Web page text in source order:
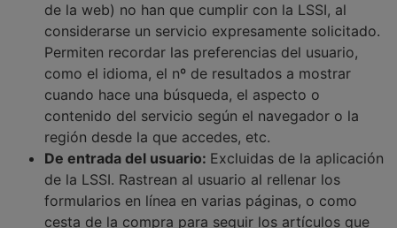
de la web) no han que cumplir con la LSSI, al
considerarse un servicio expresamente solicitado.
Permiten recordar las preferencias del usuario,
como el idioma, el nº de resultados a mostrar
cuando hace una búsqueda, el aspecto o
contenido del servicio según el navegador o la
región desde la que accedes, etc.
De entrada del usuario: Excluidas de la aplicación
de la LSSI. Rastrean al usuario al rellenar los
formularios en línea en varias páginas, o como
cesta de la compra para seguir los artículos que